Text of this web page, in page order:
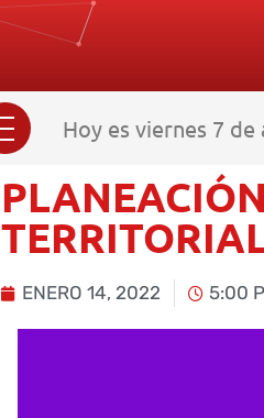
Hoy es viernes 7
ENERO 14, 2022 5:00